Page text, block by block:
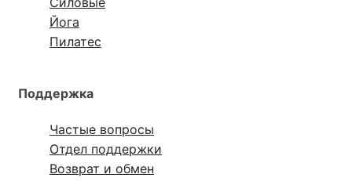
Йога
Пилатес
Поддержка
Частые вопросы
Отдел поддержки
Возврат и обмен